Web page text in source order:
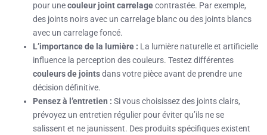
pour unecouleur joint carrelagecontrastée. Par exemple,
des joints noirs avec un carrelage blanc ou des joints blancs
avec un carrelage foncé.
L’importance de la lumière : La lumière naturelle et artificielle
influence la perception des couleurs. Testez différentes
couleurs de jointsdans votre pièce avant de prendre une
décision définitive.
Pensez à l’entretien : Si vous choisissez des joints clairs,
prévoyez un entretien régulier pour éviter qu’ils ne se
salissent et ne jaunissent. Des produits spécifiques existent